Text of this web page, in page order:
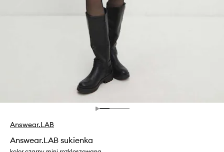
Answear.LAB
Answear.LAB sukienka